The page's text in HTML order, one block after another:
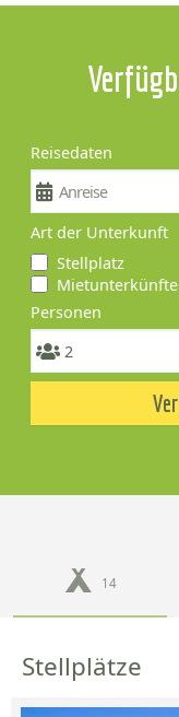
Reisedaten
Art der Unterkunft
Stellplatz
Mietunterkünfte
Personen
14
Stellplätze